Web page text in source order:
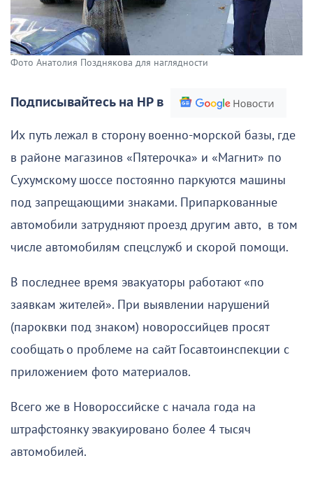
Фото Анатолия Позднякова для наглядности
Подписывайтесь на НР в
Их путь лежал в сторону военно-морской базы, где
в районе магазинов «Пятерочка» и «Магнит» по
Сухумскому шоссе постоянно паркуются машины
под запрещающими знаками. Припаркованные
автомобили затрудняют проезд другим авто, в том
числе автомобилям спецслужб и скорой помощи.
В последнее время эвакуаторы работают «по
заявкам жителей». При выявлении нарушений
(пароквки под знаком) новороссийцев просят
сообщать о проблеме на сайт Госавтоинспекции с
приложением фото материалов.
Всего же в Новороссийске с начала года на
штрафстоянку эвакуировано более 4 тысяч
автомобилей.